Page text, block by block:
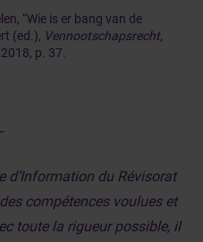
“Wie is er bang van de
(ed.), Vennootschapsrecht,
p. 37.
d’Information du Révisorat
des compétences voulues et
toute la rigueur possible, il